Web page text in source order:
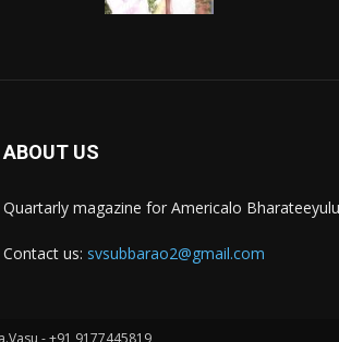
ABOUT US
Quartarly magazine for Americalo Bharateeyulu
Contact us: svsubbarao2@gmail.com